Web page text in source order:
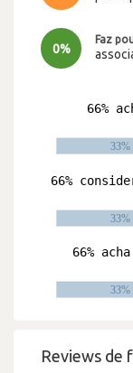
0%
Faz
Reviews de